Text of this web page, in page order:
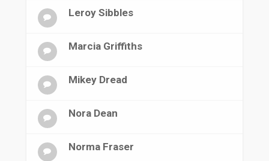
Leroy Sibbles
Marcia Griffiths
Mikey Dread
Nora Dean
Norma Fraser